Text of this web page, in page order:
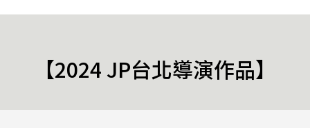
【2024 JP台北導演作品】